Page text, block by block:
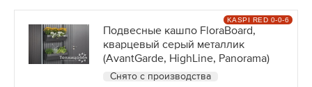
Подвесные кашпо FloraBoard,
кварцевый серый металлик
(AvantGarde, HighLine, Panorama)
Снято с производства
KASPI RED 0-0-6